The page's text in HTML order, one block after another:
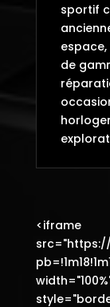
sportif
espace,
de
<iframe